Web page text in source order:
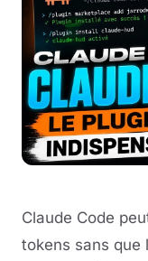
Claude Code
tokens sans que